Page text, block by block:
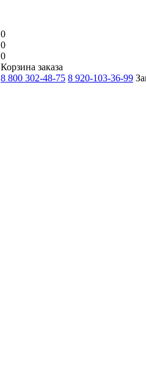
0
0
0
Корзина заказа
8 800 302-48-75 8 920-103-36-99